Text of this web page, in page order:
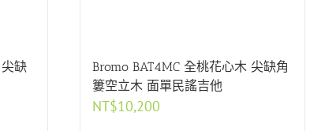
缺
Bromo BAT4MC 全桃花心木 尖缺角
簍空立木 面單民謠吉他
NT$10,200